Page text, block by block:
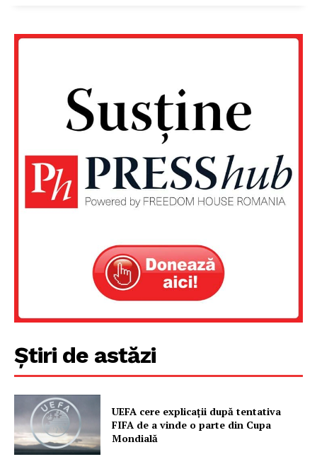
Știri de astăzi
UEFA cere explicații după tentativa
FIFA de a vinde o parte din Cupa
Mondială